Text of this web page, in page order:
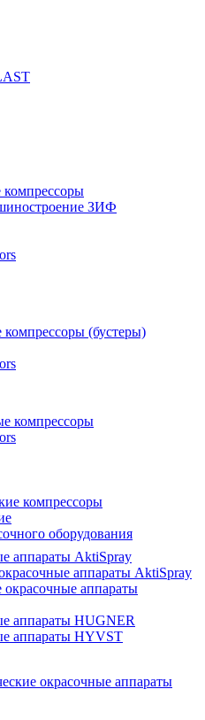
компрессоры
ЗИФ
(бустеры)
компрессоры
компрессоры
оборудования
аппараты AktiSpray
аппараты AktiSpray
аппараты
аппараты HUGNER
аппараты HYVST
окрасочные аппараты